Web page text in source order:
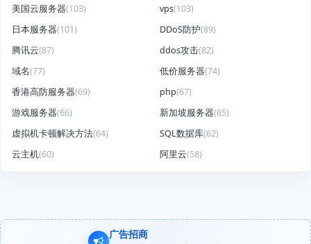
美国云服务器(103) vps(103)
日本服务器(101) DDoS防护(89)
腾讯云(87) ddos攻击(82)
域名(77) 低价服务器(74)
香港高防服务器(69) php(67)
游戏服务器(66) 新加坡服务器(65)
虚拟机卡顿解决方法(64) SQL数据库(62)
云主机(60) 阿里云(58)
广告招商